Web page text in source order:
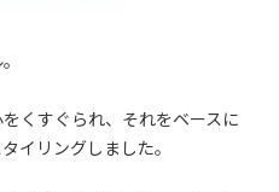
くすぐられ、それをベースに
イリングしました。